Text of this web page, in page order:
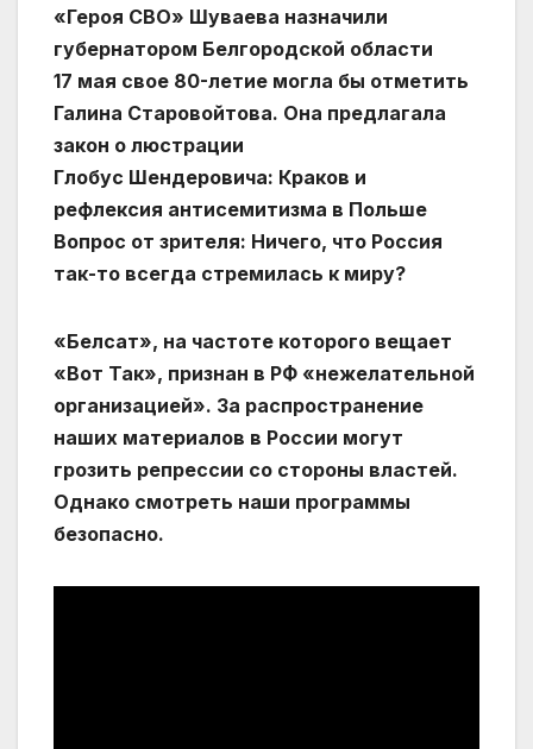
«Героя СВО» Шуваева назначили
губернатором Белгородской области
17 мая свое 80-летие могла бы отметить
Галина Старовойтова. Она предлагала
закон о люстрации
Глобус Шендеровича: Краков и
рефлексия антисемитизма в Польше
Вопрос от зрителя: Ничего, что Россия
так-то всегда стремилась к миру?
«Белсат», на частоте которого вещает
«Вот Так», признан в РФ «нежелательной
организацией». За распространение
наших материалов в России могут
грозить репрессии со стороны властей.
Однако смотреть наши программы
безопасно.